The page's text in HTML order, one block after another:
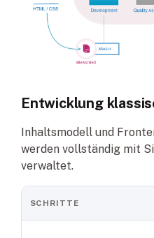
Entwicklung
Inhaltsmodell und
werden vollständig mit
verwaltet.
SCHRITTE